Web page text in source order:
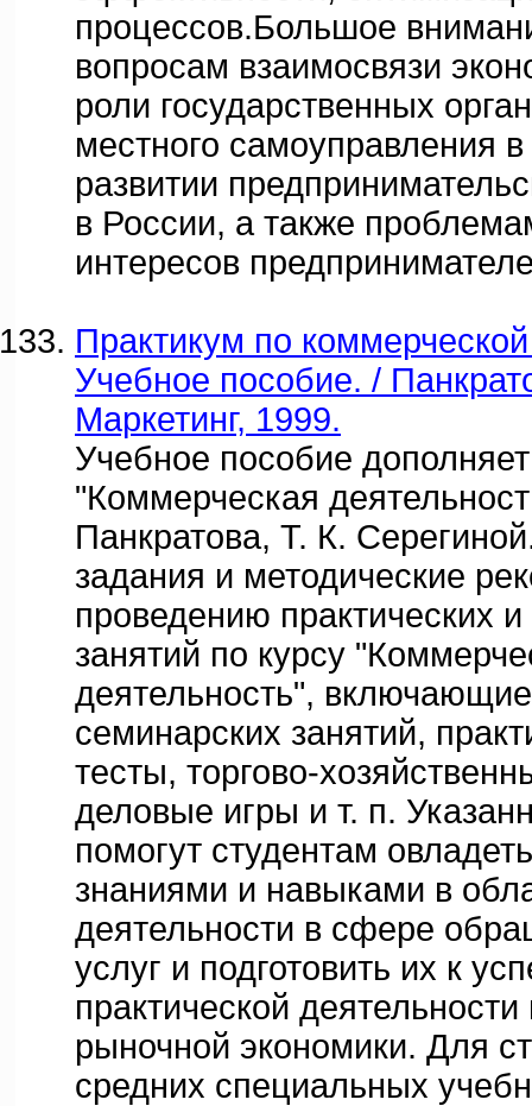
процессов.Большое
вопросам взаимосвязи
роли государственных
местного самоуправления
развитии
в России, а также
интересов
Практикум по
Учебное пособие. /
Маркетинг, 1999.
Учебное пособие
"Коммерческая
Панкратова, Т. К.
задания и методические
проведению практических
занятий по курсу
деятельность",
семинарских занятий,
тесты, торгово-
деловые игры и т. п.
помогут студентам
знаниями и навыками в
деятельности в сфере
услуг и подготовить их к
практической
рыночной экономики. Для
средних специальных